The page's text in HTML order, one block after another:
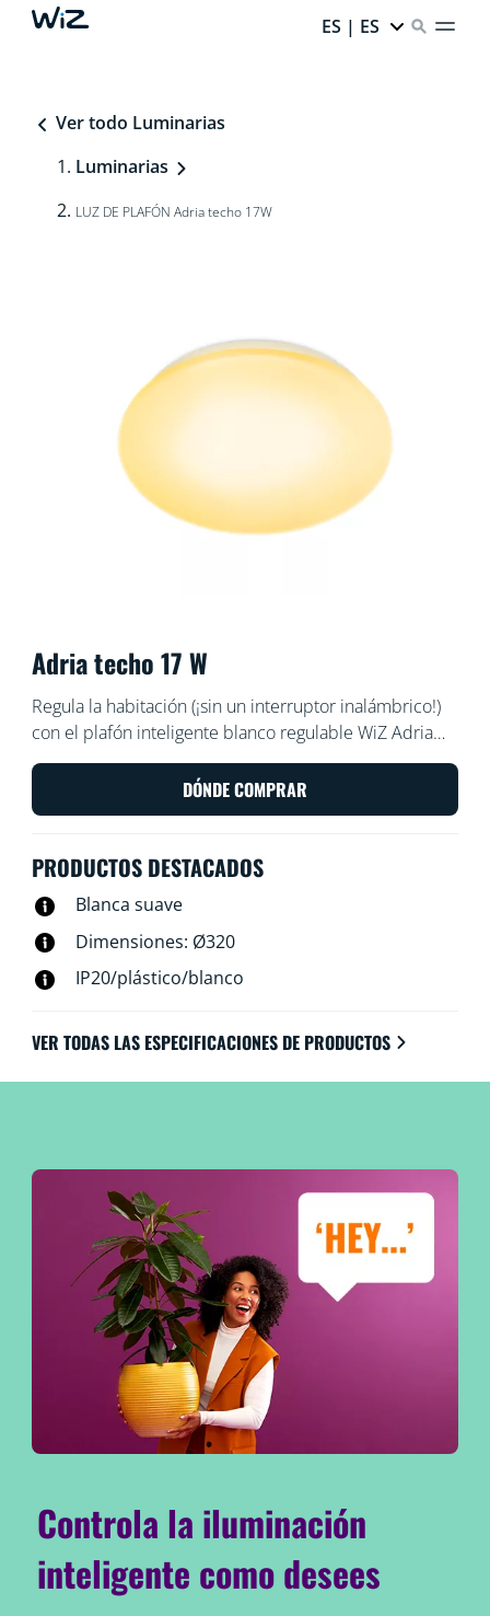
ES | ES
Ver todo Luminarias
Luminarias
LUZ DE PLAFÓN Adria techo 17W
Adria techo 17 W
Regula la habitación (¡sin un interruptor inalámbrico!)
con el plafón inteligente blanco regulable WiZ Adria
LED. Úsalo con la aplicación WiZ o con la voz para
encender y apagar o reducir y aumentar el brillo en la
habitación en configuraciones de wifi.
DÓNDE COMPRAR
PRODUCTOS DESTACADOS
Blanca suave
Dimensiones: Ø320
IP20/plástico/blanco
VER TODAS LAS ESPECIFICACIONES DE PRODUCTOS
Controla la iluminación
inteligente como desees